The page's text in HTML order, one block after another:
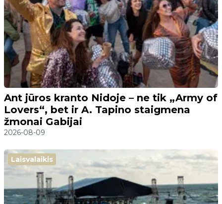
Ant jūros kranto Nidoje – ne tik „Army of
Lovers“, bet ir A. Tapino staigmena
žmonai Gabijai
2026-08-09
Laisvalaikis